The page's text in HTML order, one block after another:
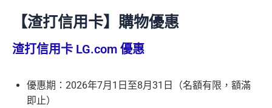
【渣打信用卡】購物優惠
渣打信用卡 LG.com 優惠
優惠期：2026年7月1日至8月31日（名額有限，額滿
即止）